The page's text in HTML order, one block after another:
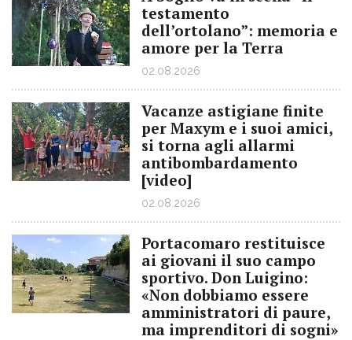
testamento
dell’ortolano”: memoria e
amore per la Terra
02.08.2026
Vacanze astigiane finite
per Maxym e i suoi amici,
si torna agli allarmi
antibombardamento
[video]
02.08.2026
Portacomaro restituisce
ai giovani il suo campo
sportivo. Don Luigino:
«Non dobbiamo essere
amministratori di paure,
ma imprenditori di sogni»